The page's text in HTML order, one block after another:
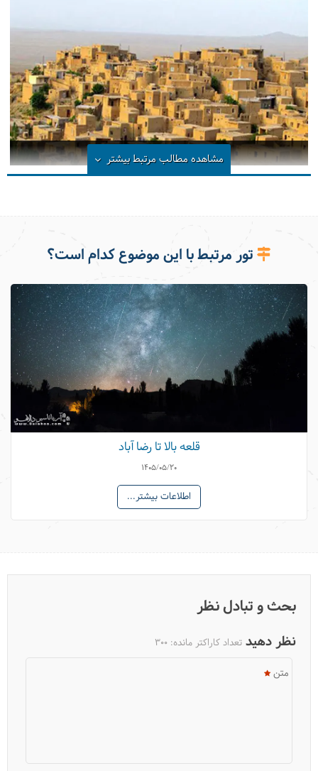
روستای پلکانی قلعه بالا
مشاهده مطالب مرتبطبیشتر
تور مرتبط با این موضوع کدام است؟
قلعه بالا تا رضا آباد
1405/05/20
اطلاعات بیشتر...
بحث و تبادل نظر
نظر دهید تعداد کاراکتر مانده: 300
متن